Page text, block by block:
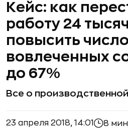
Кейс: как
работу 24
повысить число
вовлеченных
до 67%
Все о
23 апреля 2018, 14:01 8